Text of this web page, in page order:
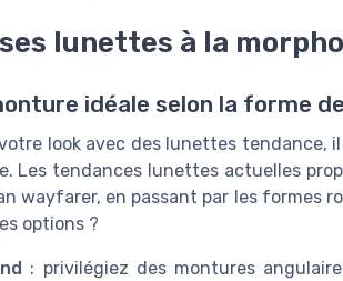
lunettes à la
idéale selon la forme
look avec des lunettes tendance,
Les tendances lunettes actuelles
wayfarer, en passant par les formes
options ?
: privilégiez des montures